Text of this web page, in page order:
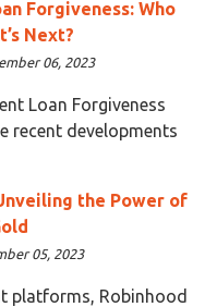
Forgiveness: Who
Next?
06, 2023
Loan Forgiveness
recent developments
the Power of
05, 2023
platforms, Robinhood